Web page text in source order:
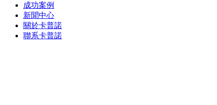
成功案例
新聞中心
關於卡普諾
聯系卡普諾